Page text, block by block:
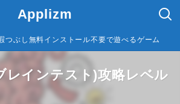
Applizm
つぶし無料インストール不要で遊べるゲーム
レインテスト)攻略レベル